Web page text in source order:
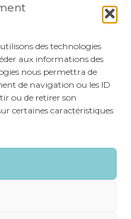
des technologies
aux informations des
nous permettra de
de navigation ou les ID
ou de retirer son
certaines caractéristiques
CONTACT